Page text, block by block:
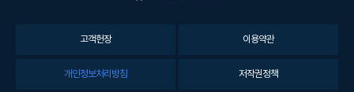
고객헌장 이용약관
개인정보처리방침 저작권정책